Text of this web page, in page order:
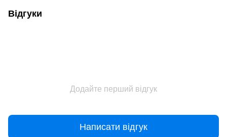
Відгуки
Додайте перший відгук
Написати відгук